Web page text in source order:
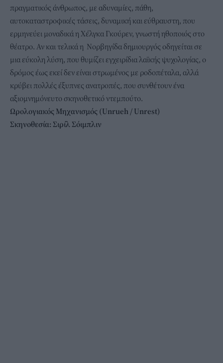
πραγματικός άνθρωπος, με αδυναμίες, πάθη,
αυτοκαταστροφικές τάσεις, δυναμική και εύθραυστη, που
ερμηνεύει μοναδικά η Χέλγκα Γκούρεν, γνωστή ηθοποιός στο
θέατρο. Αν και τελικά η Νορβηγίδα δημιουργός οδηγείται σε
μια εύκολη λύση, που θυμίζει εγχειρίδια λαϊκής ψυχολογίας, ο
δρόμος έως εκεί δεν είναι στρωμένος με ροδοπέταλα, αλλά
κρύβει πολλές έξυπνες ανατροπές, που συνθέτουν ένα
αξιομνημόνευτο σκηνοθετικό ντεμπούτο.
Ωρολογιακός Μηχανισμός (Unrueh / Unrest)
Σκηνοθεσία: Σιρίλ Σόιμπλιν